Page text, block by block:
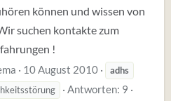
können und wissen von
suchen kontakte zum
!
10 August 2010
adhs
Antworten: 9